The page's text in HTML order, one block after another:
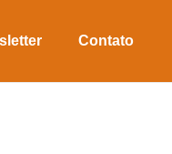
Contato